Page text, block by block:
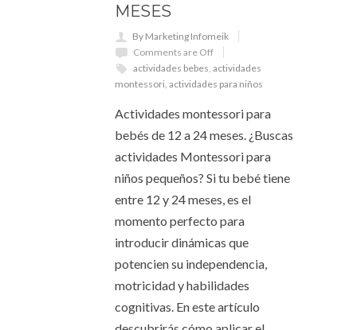
MESES
By Marketing Infomeik
Comments are Off
actividades bebes, actividades
montessori, actividades para niños
Actividades montessori para
bebés de 12 a 24 meses. ¿Buscas
actividades Montessori para
niños pequeños? Si tu bebé tiene
entre 12 y 24 meses, es el
momento perfecto para
introducir dinámicas que
potencien su independencia,
motricidad y habilidades
cognitivas. En este artículo